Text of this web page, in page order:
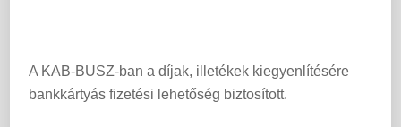
A KAB-BUSZ-ban a díjak, illetékek kiegyenlítésére
bankkártyás fizetési lehetőség biztosított.